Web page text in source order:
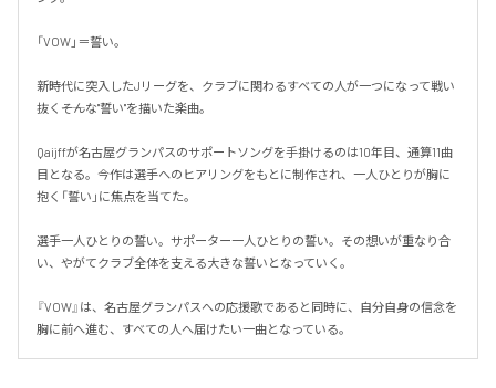
「VOW」＝誓い。
新時代に突入したJリーグを、クラブに関わるすべての人が一つになって戦い
抜く――そんな"誓い"を描いた楽曲。
Qaijffが名古屋グランパスのサポートソングを手掛けるのは10年目、通算11曲
目となる。今作は選手へのヒアリングをもとに制作され、一人ひとりが胸に
抱く「誓い」に焦点を当てた。
選手一人ひとりの誓い。サポーター一人ひとりの誓い。その想いが重なり合
い、やがてクラブ全体を支える大きな誓いとなっていく。
『VOW』は、名古屋グランパスへの応援歌であると同時に、自分自身の信念を
胸に前へ進む、すべての人へ届けたい一曲となっている。